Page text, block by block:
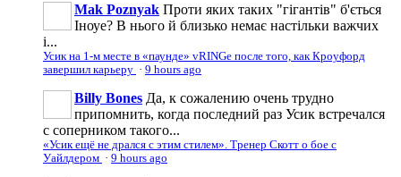
Mak Poznyak Проти яких таких "гігантів" б'ється
Іноуе? В нього й близько немає настільки важчих
і...
Усик на 1-м месте в «паунде» vRINGe после того, как Кроуфорд
завершил карьеру · 9 hours ago
Billy Bones Да, к сожалению очень трудно
припомнить, когда последний раз Усик встречался
с соперником такого...
«Усик ещё не дрался с этим стилем». Тренер Скотт о бое с
Уайлдером · 9 hours ago